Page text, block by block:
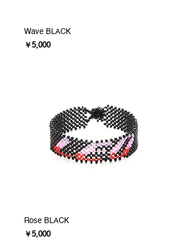
Wave BLACK
価格
￥5,000
Rose BLACK
価格
￥5,000